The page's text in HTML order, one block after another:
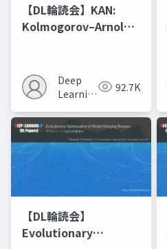
【DL輪読会】KAN:
Kolmogorov–Arnold
Deep
Learning
92.7K
【DL輪読会】
Evolutionary